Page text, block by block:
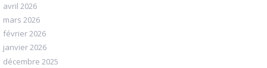
avril 2026
mars 2026
février 2026
janvier 2026
décembre 2025